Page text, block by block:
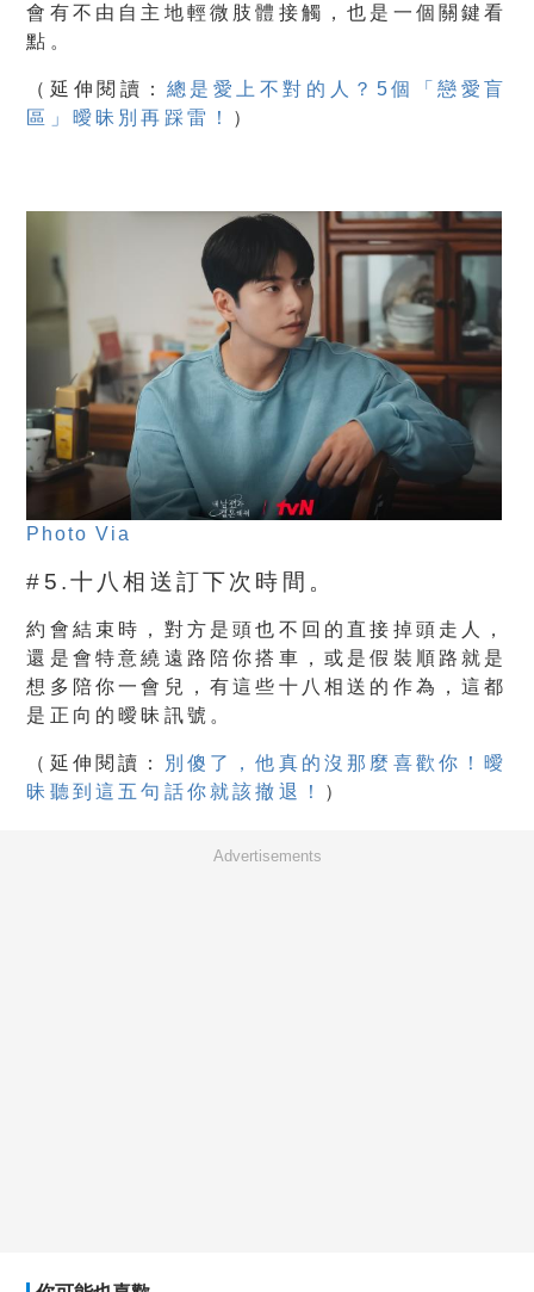
會有不由自主地輕微肢體接觸，也是一個關鍵看
點。
（ 延伸閱讀： 總是愛上不對的人？5個「戀愛盲
區」曖昧別再踩雷！
）
Photo Via
#5.十八相送訂下次時間。
約會結束時，對方是頭也不回的直接掉頭走人，
還是會特意繞遠路陪你搭車，或是假裝順路就是
想多陪你一會兒，有這些十八相送的作為，這都
是正向的曖昧訊號。
（ 延伸閱讀：
別傻了，他真的沒那麼喜歡你！曖
昧聽到這五句話你就該撤退！
）
Advertisements